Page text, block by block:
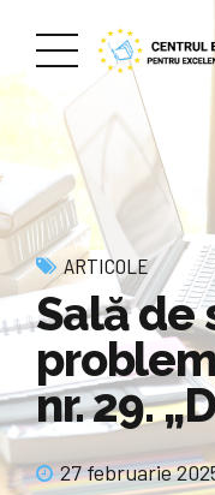
ARTICOLE
Sală de
nr. 29.
27 februarie